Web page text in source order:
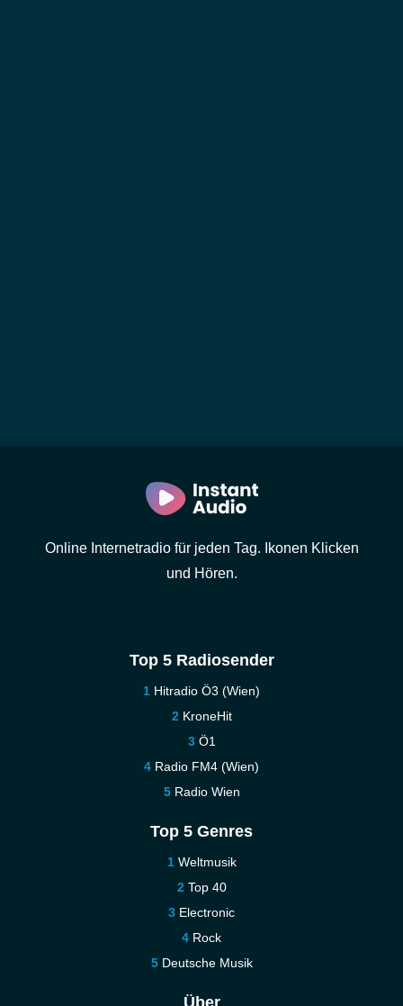
Online Internetradio für jeden Tag. Ikonen Klicken
und Hören.
Top 5 Radiosender
Hitradio Ö3 (Wien)
KroneHit
Ö1
Radio FM4 (Wien)
Radio Wien
Top 5 Genres
Weltmusik
Top 40
Electronic
Rock
Deutsche Musik